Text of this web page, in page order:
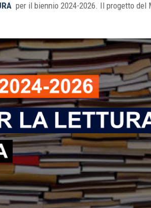
per il biennio 2024-2026. Il progetto del